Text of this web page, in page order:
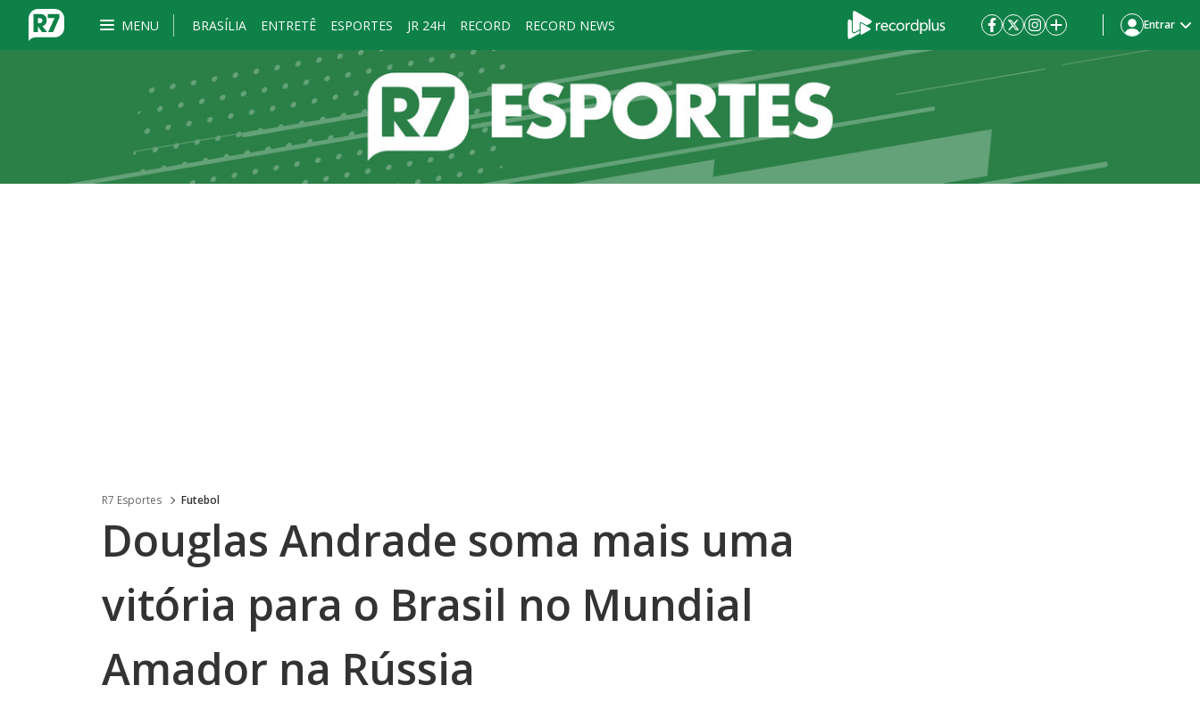
MENU BRASÍLIA ENTRETÊ ESPORTES JR 24H RECORD RECORD NEWS Entrar
R7 Esportes Futebol
Douglas Andrade soma mais uma
vitória para o Brasil no Mundial
Amador na Rússia